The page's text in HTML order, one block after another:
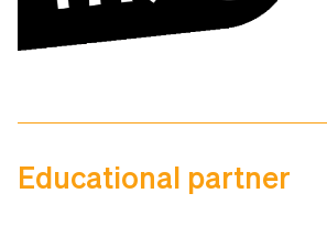
Educational partner